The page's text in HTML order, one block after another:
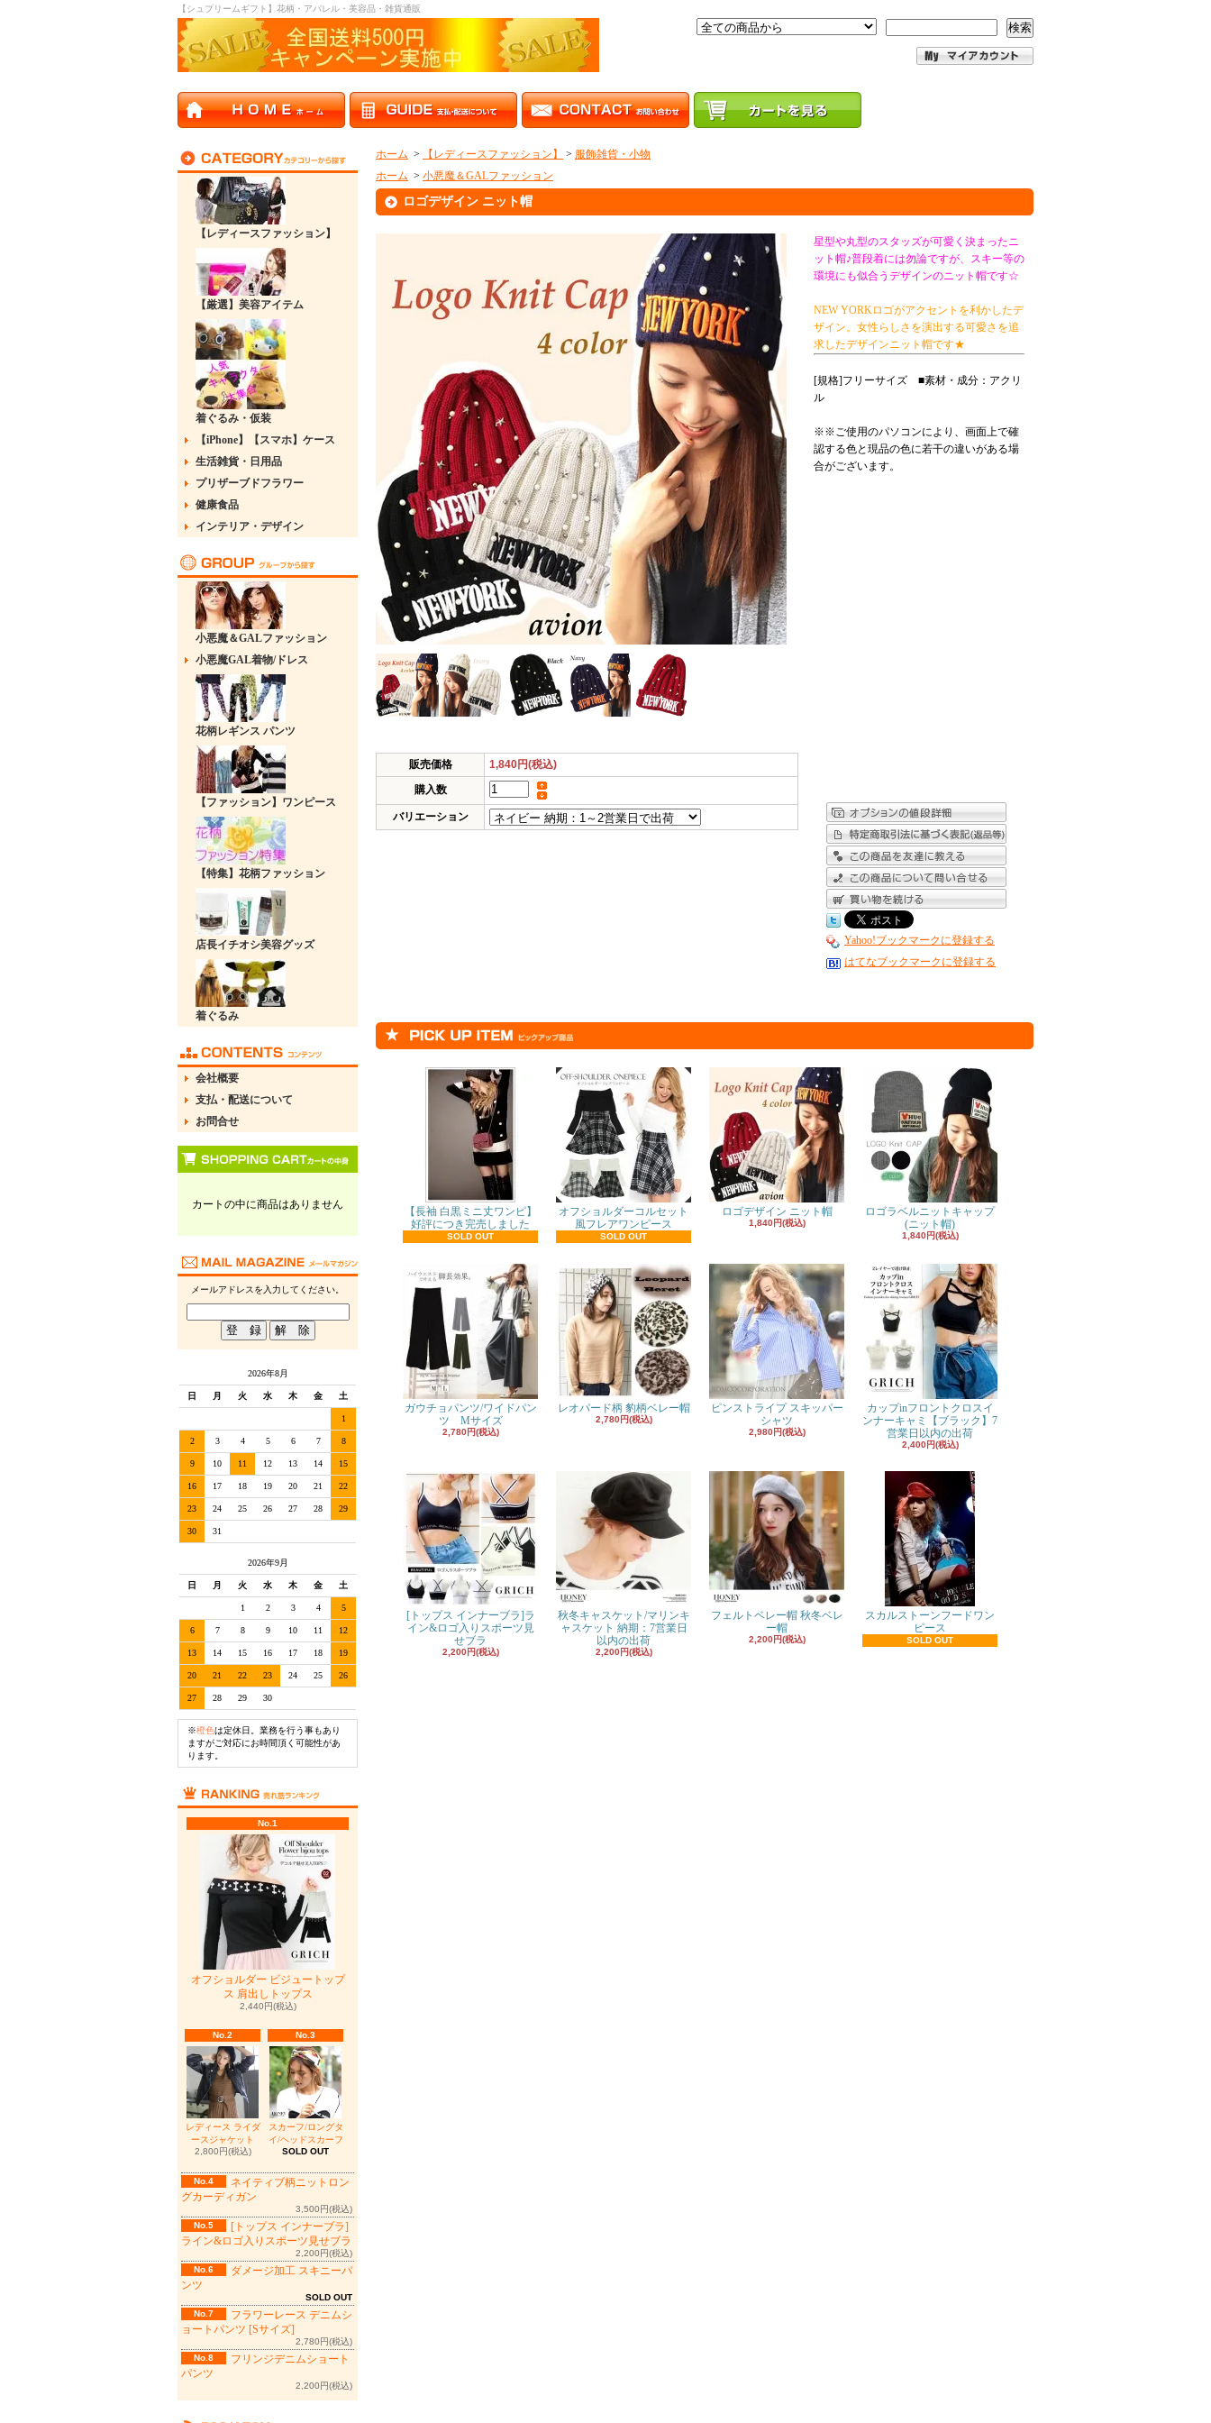
【シュプリームギフト】花柄・アパレル・美容品・雑貨通販
検索
【レディースファッション】
【厳選】美容アイテム
着ぐるみ・仮装
【iPhone】【スマホ】ケース
生活雑貨・日用品
プリザーブドフラワー
健康食品
インテリア・デザイン
小悪魔＆GALファッション
小悪魔GAL着物/ドレス
花柄レギンス パンツ
【ファッション】ワンピース
【特集】花柄ファッション
店長イチオシ美容グッズ
着ぐるみ
会社概要
支払・配送について
お問合せ
カートの中に商品はありません
メールアドレスを入力してください。
2026年8月
日 月 火 水 木 金 土
1
2 3 4 5 6 7 8
9 10 11 12 13 14 15
16 17 18 19 20 21 22
23 24 25 26 27 28 29
30 31
2026年9月
日 月 火 水 木 金 土
1 2 3 4 5
6 7 8 9 10 11 12
13 14 15 16 17 18 19
20 21 22 23 24 25 26
27 28 29 30
※橙色は定休日。業務を行う事もあり
ますがご対応にお時間頂く可能性があ
ります。
No.1
オフショルダー ビジュートップ
ス 肩出しトップス
2,440円(税込)
No.2
レディース ライダ
ースジャケット
2,800円(税込)
No.3
スカーフ/ロングタ
イ/ヘッドスカーフ
SOLD OUT
No.4
ネイティブ柄ニットロン
グカーディガン
3,500円(税込)
No.5
[トップス インナーブラ]
ライン&ロゴ入りスポーツ見せブラ
2,200円(税込)
No.6
ダメージ加工 スキニーパ
ンツ
SOLD OUT
No.7
フラワーレース デニムシ
ョートパンツ [Sサイズ]
2,780円(税込)
No.8
フリンジデニムショート
パンツ
2,200円(税込)
ホーム > 【レディースファッション】 > 服飾雑貨・小物
ホーム > 小悪魔＆GALファッション
ロゴデザイン ニット帽
星型や丸型のスタッズが可愛く決まったニ
ット帽♪普段着には勿論ですが、スキー等の
環境にも似合うデザインのニット帽です☆
NEW YORKロゴがアクセントを利かしたデ
ザイン。女性らしさを演出する可愛さを追
求したデザインニット帽です★
[規格]フリーサイズ ■素材・成分：アクリ
ル
※※ご使用のパソコンにより、画面上で確
認する色と現品の色に若干の違いがある場
合がございます。
販売価格
1,840円(税込)
購入数
バリエーション
Yahoo!ブックマークに登録する
はてなブックマークに登録する
【長袖 白黒ミニ丈ワンピ】
好評につき完売しました
SOLD OUT
オフショルダーコルセット
風フレアワンピース
SOLD OUT
ロゴデザイン ニット帽
1,840円(税込)
ロゴラベルニットキャップ
(ニット帽)
1,840円(税込)
ガウチョパンツ/ワイドパン
ツ Mサイズ
2,780円(税込)
レオパード柄 豹柄ベレー帽
2,780円(税込)
ピンストライプ スキッパー
シャツ
2,980円(税込)
カップinフロントクロスイ
ンナーキャミ【ブラック】7
営業日以内の出荷
2,400円(税込)
[トップス インナーブラ]ラ
イン&ロゴ入りスポーツ見
せブラ
2,200円(税込)
秋冬キャスケット/マリンキ
ャスケット 納期：7営業日
以内の出荷
2,200円(税込)
フェルトベレー帽 秋冬ベレ
ー帽
2,200円(税込)
スカルストーンフードワン
ピース
SOLD OUT